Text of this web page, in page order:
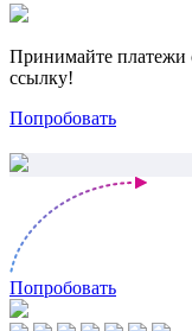
Принимайте платежи
ссылку!
Попробовать
Попробовать